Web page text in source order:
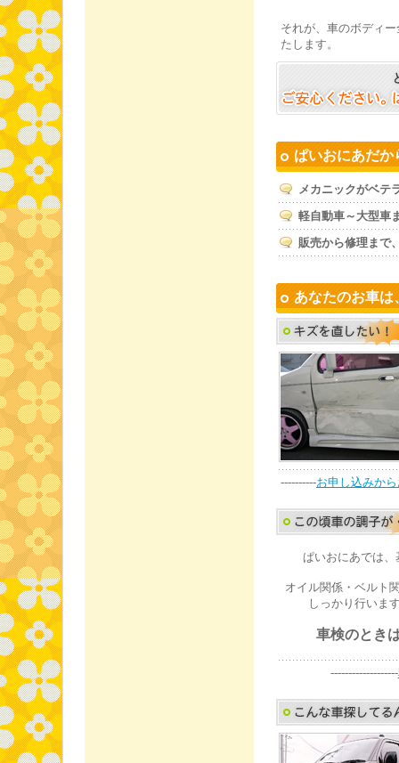
それが、車のボディ
たします。
ぱいおにあだか
メカニックがベテ
軽自動車～大型車
販売から修理まで
あなたのお車は
----------お申し込みか
ぱいおにあでは
オイル関係・ベルト
しっかり行いま
車検のとき
-------------------